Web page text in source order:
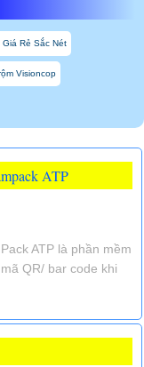
Giá Rẻ Sắc Nét
Visioncop
ATP
ATP là phần mềm
QR/ bar code khi